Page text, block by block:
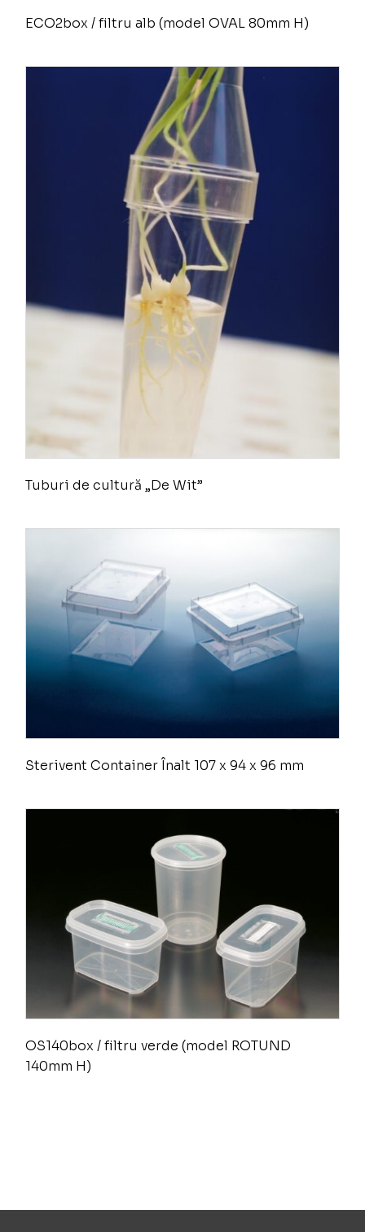
ECO2box / filtru alb (model OVAL 80mm H)
Tuburi de cultură „De Wit”
Sterivent Container Înalt 107 x 94 x 96 mm
OS140box / filtru verde (model ROTUND
140mm H)